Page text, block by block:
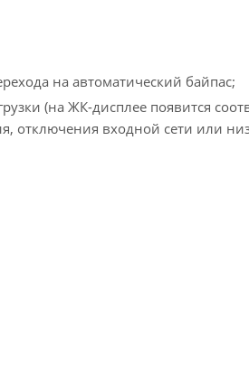
на автоматический байпас;
(на ЖК-дисплее появится
отключения входной сети или